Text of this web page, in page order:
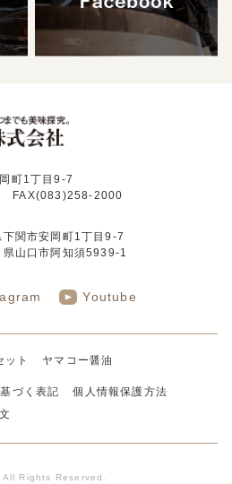
町1丁目9-7
FAX(083)258-2000
関市安岡町1丁目9-7
山口市阿知須5939-1
Youtube
ット ヤマコー醤油
づく表記
個人情報保護方法
Rights Reserved.